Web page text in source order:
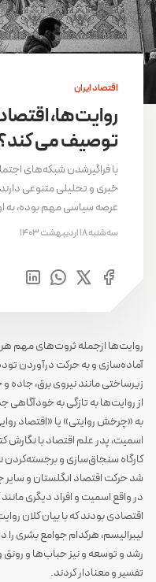
اقتصاد ایران
روایت‌ها،
توصیف می
با فراگیرشدن شبکه‌های
خبری و تحلیلی متنوعی
عرصه سیاسی مهم بوده، به
سه‌شنبه 18 اردیبهشت 1403
روایت‌ها ازجمله ثروت‌های مهم
آماده‌سازی و به حرکت درآوردن
زیرساختی مانند نیروی برق،
از روایت‌ها به تازگی به
به «چرخش روایتی» یا «اقتصاد
اسمیت، پدر علم اقتصاد با نگارش
کارگاه سنجاق‌سازی و
شد حرکت اقتصاد انگلستان و
در واقع اسمیت و افراد دیگری
اقتصادی بودند که با بیان کلان
لیبرالیسم، هرکدام جوامع بشری
رشد و توسعه و نیز حباب‌ها و
تفسیر و معنادار کردند.